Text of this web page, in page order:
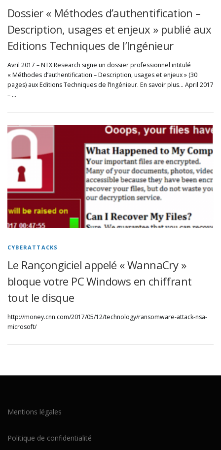
Dossier « Méthodes d’authentification –
Description, usages et enjeux » publié aux
Editions Techniques de l’Ingénieur
Avril 2017 – NTX Research signe un dossier professionnel intitulé
« Méthodes d’authentification – Description, usages et enjeux » (30
pages) aux Editions Techniques de l’Ingénieur. En savoir plus… April 2017
– …
CYBERATTACKS
Le Rançongiciel appelé « WannaCry »
bloque votre PC Windows en chiffrant
tout le disque
http://money.cnn.com/2017/05/12/technology/ransomware-attack-nsa-
microsoft/
Mentions légales
Politique de confidentialité